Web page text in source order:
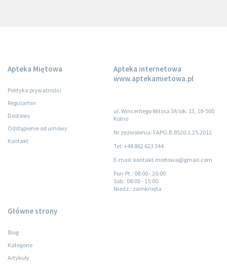
Apteka Miętowa
Polityka prywatności
Regulamin
Dostawy
Odstąpienie od umowy
Kontakt
Apteka internetowa
www.aptekamietowa.pl
ul. Wincentego Witosa 3A lok. 13, 18-500
Kolno
Nr zezwolenia: FAPO.B.8520.1.25.2012
Tel: +48 862 623 344
E-mail: kontakt.mietowa@gmail.com
Pon-Pt.: 08:00 - 20:00
Sob.: 08:00 - 15:00
Niedz.: zamknięta
Główne strony
Blog
Kategorie
Artykuły